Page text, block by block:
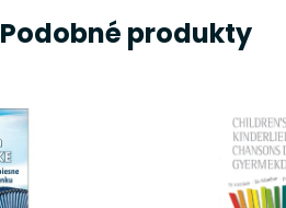
Podobné produkty